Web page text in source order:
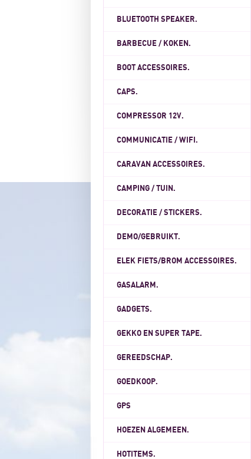
BLUETOOTH SPEAKER.
BARBECUE / KOKEN.
BOOT ACCESSOIRES.
CAPS.
COMPRESSOR 12V.
COMMUNICATIE / WIFI.
CARAVAN ACCESSOIRES.
CAMPING / TUIN.
DECORATIE / STICKERS.
DEMO/GEBRUIKT.
ELEK FIETS/BROM ACCESSOIRES.
GASALARM.
GADGETS.
GEKKO EN SUPER TAPE.
GEREEDSCHAP.
GOEDKOOP.
GPS
HOEZEN ALGEMEEN.
HOTITEMS.